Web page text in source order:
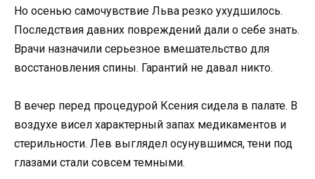
Но осенью самочувствие Льва резко ухудшилось.
Последствия давних повреждений дали о себе знать.
Врачи назначили серьезное вмешательство для
восстановления спины. Гарантий не давал никто.
В вечер перед процедурой Ксения сидела в палате. В
воздухе висел характерный запах медикаментов и
стерильности. Лев выглядел осунувшимся, тени под
глазами стали совсем темными.